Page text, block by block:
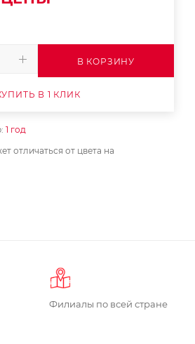
В КОРЗИНУ
В 1 КЛИК
1 год
отличаться от цвета на
Филиалы по всей стране